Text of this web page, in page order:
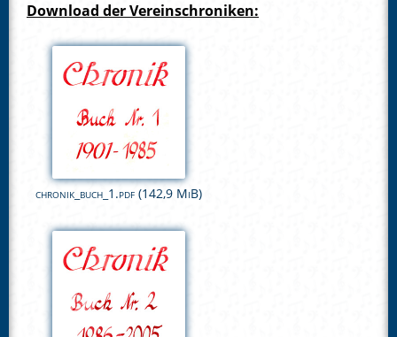
Download der Vereinschroniken:
chronik_buch_1.pdf (142,9 MiB)